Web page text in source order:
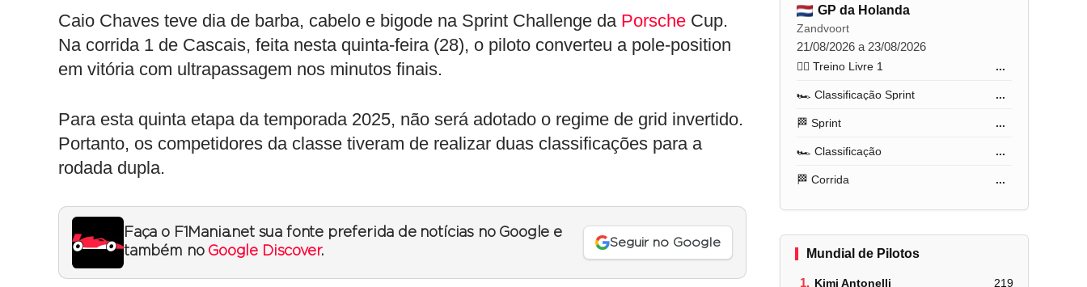
Caio Chaves teve dia de barba, cabelo e bigode na Sprint Challenge da Porsche Cup.
Na corrida 1 de Cascais, feita nesta quinta-feira (28), o piloto converteu a pole-position
em vitória com ultrapassagem nos minutos finais.
Para esta quinta etapa da temporada 2025, não será adotado o regime de grid invertido.
Portanto, os competidores da classe tiveram de realizar duas classificações para a
rodada dupla.
Faça o F1Mania.net sua fonte preferida de notícias no Google e
também no Google Discover.
Seguir no Google
GP da Holanda
Zandvoort
21/08/2026 a 23/08/2026
🏋️‍♂️ Treino Livre 1 ...
🏎️ Classificação Sprint ...
🏁 Sprint ...
🏎️ Classificação ...
🏁 Corrida ...
Mundial de Pilotos
1. Kimi Antonelli 219